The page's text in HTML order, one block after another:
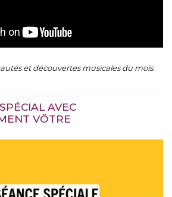
et découvertes musicales du mois.
AVEC
VÔTRE